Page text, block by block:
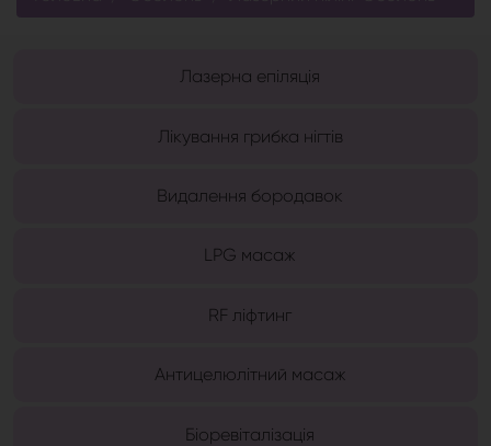
Лазерна епіляція
Лікування грибка нігтів
Видалення бородавок
LPG масаж
RF ліфтинг
Антицелюлітний масаж
Біоревіталізація